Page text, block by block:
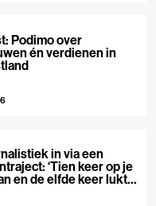
Podimo over
én verdienen in
in via een
‘Tien keer op je
en de elfde keer lukt